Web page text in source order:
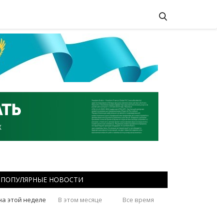
ПОПУЛЯРНЫЕ НОВОСТИ
этой неделе В этом месяце Все время